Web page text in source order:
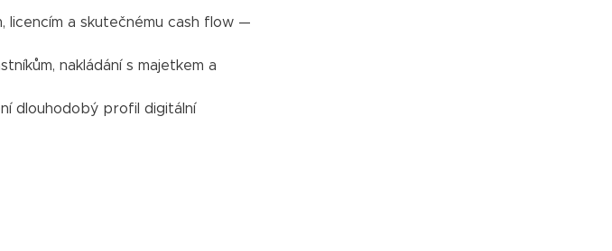
licencím a skutečnému cash flow —
nakládání s majetkem a
dlouhodobý profil digitální